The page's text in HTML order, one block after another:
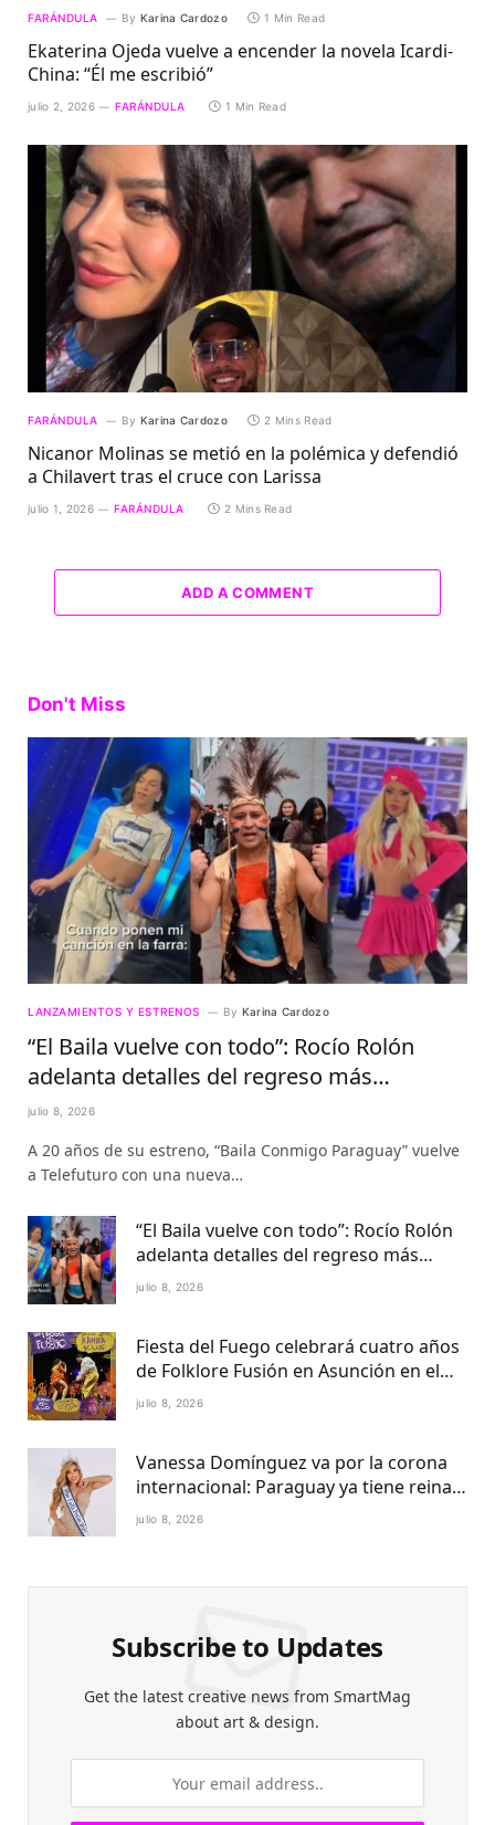
FARÁNDULA By Karina Cardozo 1 Min Read
Ekaterina Ojeda vuelve a encender la novela Icardi-
China: “Él me escribió”
julio 2, 2026 FARÁNDULA 1 Min Read
FARÁNDULA By Karina Cardozo 2 Mins Read
Nicanor Molinas se metió en la polémica y defendió
a Chilavert tras el cruce con Larissa
julio 1, 2026 FARÁNDULA 2 Mins Read
ADD A COMMENT
Don't Miss
LANZAMIENTOS Y ESTRENOS By Karina Cardozo
“El Baila vuelve con todo”: Rocío Rolón
adelanta detalles del regreso más
esperado de la televisión paraguaya
julio 8, 2026
A 20 años de su estreno, “Baila Conmigo Paraguay” vuelve
a Telefuturo con una nueva…
“El Baila vuelve con todo”: Rocío Rolón
adelanta detalles del regreso más
esperado de la televisión paraguaya
julio 8, 2026
Fiesta del Fuego celebrará cuatro años
de Folklore Fusión en Asunción en el
Centro Cultural del Puerto
julio 8, 2026
Vanessa Domínguez va por la corona
internacional: Paraguay ya tiene reina
Petite 2027
julio 8, 2026
Subscribe to Updates
Get the latest creative news from SmartMag
about art & design.